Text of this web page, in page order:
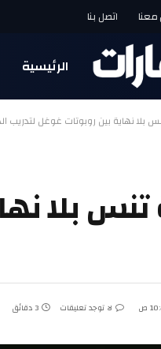
معنا اتصل بنا
الرئيسية
بلا نهاية بين روبوتات غوغل لتدريب
تنس بلا
لا توجد تعليقات 3 دقائق